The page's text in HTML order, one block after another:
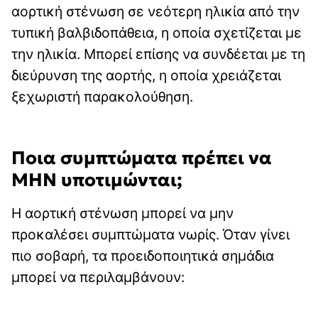
αορτική στένωση σε νεότερη ηλικία από την
τυπική βαλβιδοπάθεια, η οποία σχετίζεται με
την ηλικία. Μπορεί επίσης να συνδέεται με τη
διεύρυνση της αορτής, η οποία χρειάζεται
ξεχωριστή παρακολούθηση.
Ποια συμπτώματα πρέπει να
ΜΗΝ υποτιμώνται;
Η αορτική στένωση μπορεί να μην
προκαλέσει συμπτώματα νωρίς. Όταν γίνει
πιο σοβαρή, τα προειδοποιητικά σημάδια
μπορεί να περιλαμβάνουν: